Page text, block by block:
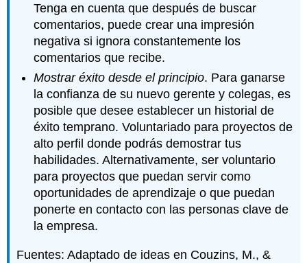
Tenga en cuenta que después de buscar
comentarios, puede crear una impresión
negativa si ignora constantemente los
comentarios que recibe.
Mostrar éxito desde el principio. Para ganarse
la confianza de su nuevo gerente y colegas, es
posible que desee establecer un historial de
éxito temprano. Voluntariado para proyectos de
alto perfil donde podrás demostrar tus
habilidades. Alternativamente, ser voluntario
para proyectos que puedan servir como
oportunidades de aprendizaje o que puedan
ponerte en contacto con las personas clave de
la empresa.
Fuentes: Adaptado de ideas en Couzins, M., &